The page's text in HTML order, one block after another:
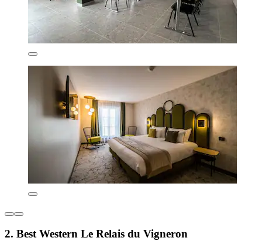
2. Best Western Le Relais du Vigneron